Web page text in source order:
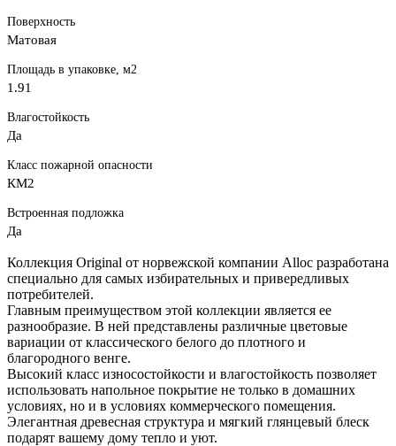
Поверхность
Матовая
Площадь в упаковке, м2
1.91
Влагостойкость
Да
Класс пожарной опасности
КМ2
Встроенная подложка
Да
Коллекция Original от норвежской компании Alloc разработана
специально для самых избирательных и привередливых
потребителей.
Главным преимуществом этой коллекции является ее
разнообразие. В ней представлены различные цветовые
вариации от классического белого до плотного и
благородного венге.
Высокий класс износостойкости и влагостойкость позволяет
использовать напольное покрытие не только в домашних
условиях, но и в условиях коммерческого помещения.
Элегантная древесная структура и мягкий глянцевый блеск
подарят вашему дому тепло и уют.